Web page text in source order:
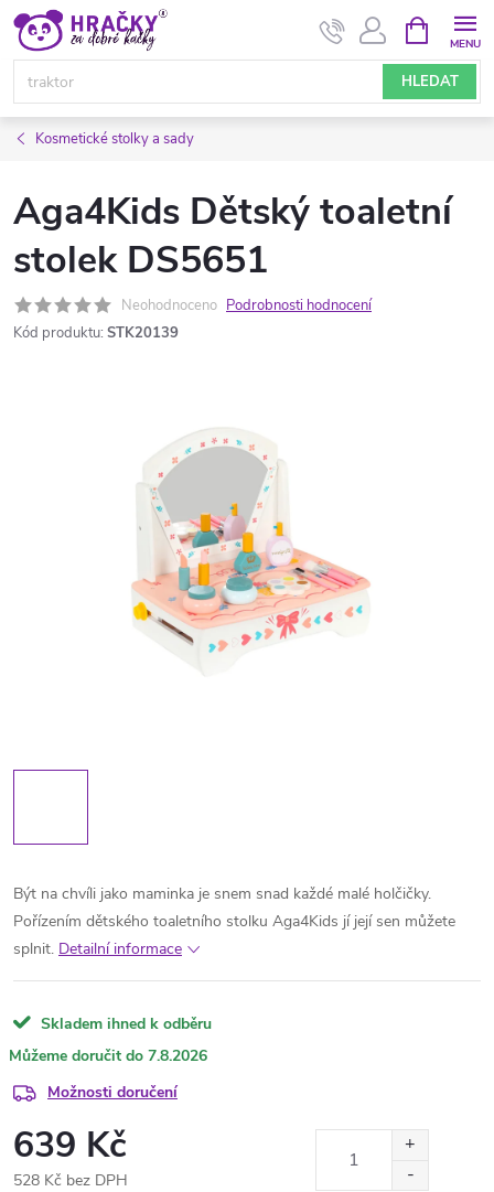
Přejít
obsah
HLEDAT
NÁKUPNÍ
KOŠÍK
Kosmetické stolky a sady
Aga4Kids Dětský toaletní
stolek DS5651
Neohodnoceno Podrobnosti hodnocení
Kód produktu: STK20139
Být na chvíli jako maminka je snem snad každé malé holčičky.
Pořízením dětského toaletního stolku Aga4Kids jí její sen můžete
splnit. Detailní informace
Skladem ihned k odběru
7.8.2026
Možnosti doručení
639 Kč
528 Kč bez DPH